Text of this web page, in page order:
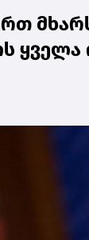
ყველა